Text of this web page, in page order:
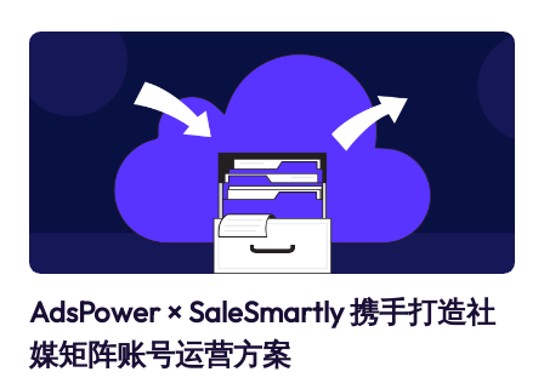
AdsPower × SaleSmartly 携手打造社
媒矩阵账号运营方案